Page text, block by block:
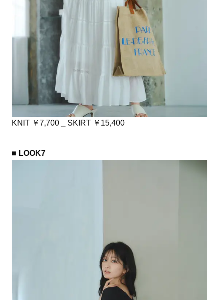
KNIT ￥7,700 _ SKIRT ￥15,400
■ LOOK7